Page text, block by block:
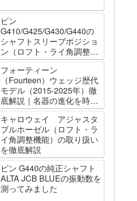
ピン
G410/G425/G430/G440の
シャフトスリーブポジショ
ン（ロフト・ライ角調整機
能）について
フォーティーン
（Fourteen）ウェッジ歴代
モデル（2015-2025年）徹
底解説｜名器の進化を時系
列で辿る
キャロウェイ アジャスタ
ブルホーゼル（ロフト・ラ
イ角調整機能）の取り扱い
を徹底解説
ピン G440の純正シャフト
ALTA JCB BLUEの振動数を
測ってみました